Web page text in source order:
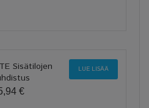
Sisätilojen
€
LUE LISÄÄ